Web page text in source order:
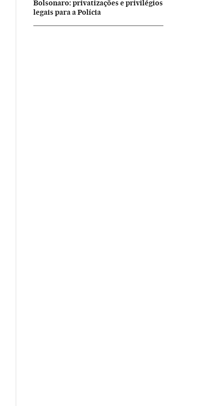
Bolsonaro: privatizações e privilégios
legais para a Polícia